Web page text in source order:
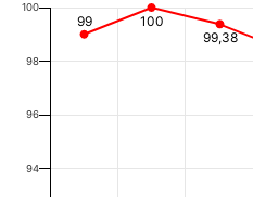
99
100
99,38
94
96
98
100